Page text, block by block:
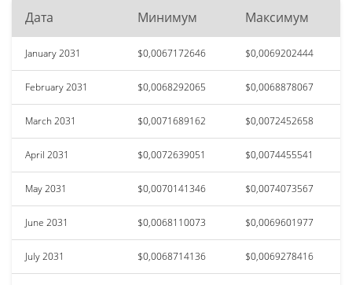
Дата Минимум Максимум
January 2031 $0,0067172646 $0,0069202444
February 2031 $0,0068292065 $0,0068878067
March 2031 $0,0071689162 $0,0072452658
April 2031 $0,0072639051 $0,0074455541
May 2031 $0,0070141346 $0,0074073567
June 2031 $0,0068110073 $0,0069601977
July 2031 $0,0068714136 $0,0069278416